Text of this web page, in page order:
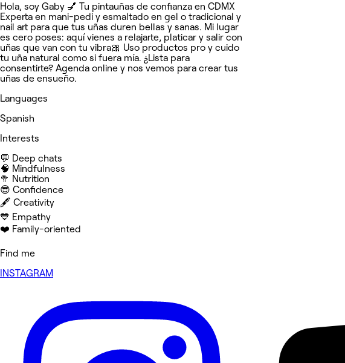
Hola, soy Gaby 💅 Tu pintauñas de confianza en CDMX
Experta en mani-pedi y esmaltado en gel o tradicional y
nail art para que tus uñas duren bellas y sanas. Mi lugar
es cero poses: aquí vienes a relajarte, platicar y salir con
uñas que van con tu vibra🎀 Uso productos pro y cuido
tu uña natural como si fuera mía. ¿Lista para
consentirte? Agenda online y nos vemos para crear tus
uñas de ensueño.
Languages
Spanish
Interests
💬 Deep chats
🧠 Mindfulness
🥦 Nutrition
😎 Confidence
🖋️ Creativity
💙 Empathy
❤️ Family-oriented
Find me
INSTAGRAM